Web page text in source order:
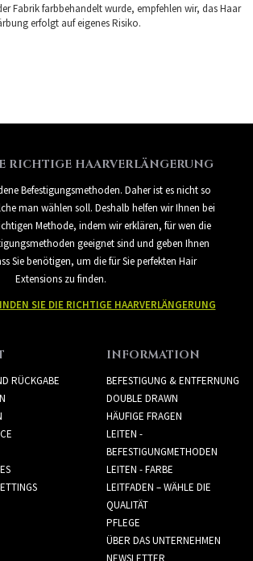
Fabrik farbbehandelt wurde, empfehlen wir, das Haar
erfolgt auf eigenes Risiko.
RICHTIGE HAARVERLÄNGERUNG
Befestigungsmethoden. Daher ist es nicht so
man wählen soll. Deshalb helfen wir Ihnen bei
Methode, indem wir erklären, für wen die
geeignet sind und geben Ihnen
Sie benötigen, um die für Sie perfekten Hair
Extensions zu finden.
SIE DIE RICHTIGE HAARVERLÄNGERUNG
RÜCKGABE
INFORMATION
BEFESTIGUNG & ENTFERNUNG
DOUBLE DRAWN
HÄUFIGE FRAGEN
LEITEN -
BEFESTIGUNGMETHODEN
LEITEN - FARBE
LEITFADEN – WÄHLE DIE
QUALITÄT
PFLEGE
ÜBER DAS UNTERNEHMEN
NEWSLETTER